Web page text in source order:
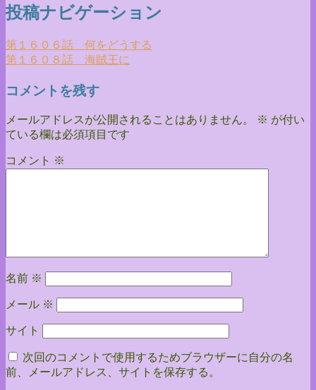
投稿ナビゲーション
第１６０６話 何をどうする
第１６０８話 海賊王に
コメントを残す
メールアドレスが公開されることはありません。 ※ が付い
ている欄は必須項目です
コメント ※
名前 ※
メール ※
サイト
次回のコメントで使用するためブラウザーに自分の名
前、メールアドレス、サイトを保存する。